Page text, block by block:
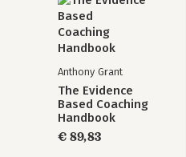
Anthony Grant
The Evidence
Based Coaching
Handbook
€ 89,83